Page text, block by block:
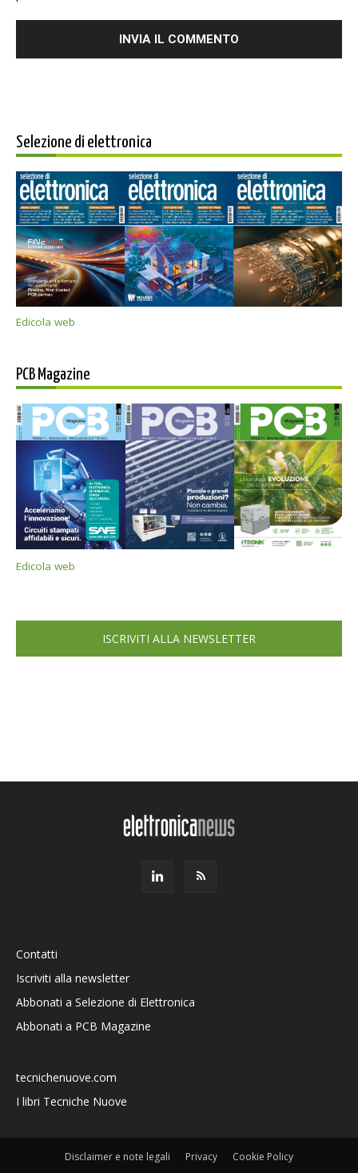
Selezione di elettronica
Edicola web
PCB Magazine
Edicola web
ISCRIVITI ALLA NEWSLETTER
Contatti
Iscriviti alla newsletter
Abbonati a Selezione di Elettronica
Abbonati a PCB Magazine
tecnichenuove.com
I libri Tecniche Nuove
Disclaimer e note legali Privacy Cookie Policy